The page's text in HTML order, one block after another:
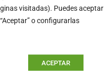
visitadas). Puedes aceptar
o configurarlas
ACEPTAR
con el cambio de